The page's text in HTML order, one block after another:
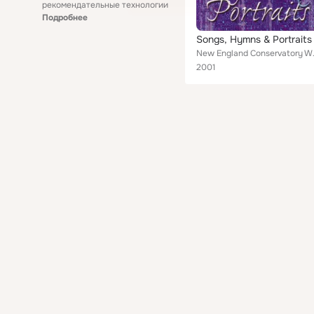
рекомендательные технологии
Подробнее
Songs, Hymns & Portraits
New
2001